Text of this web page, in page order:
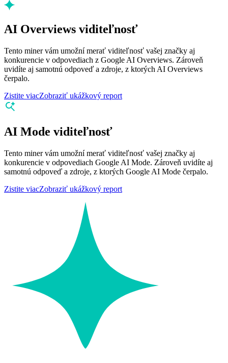
AI Overviews viditeľnosť
Tento miner vám umožní merať viditeľnosť vašej značky aj
konkurencie v odpovediach z Google AI Overviews. Zároveň
uvidíte aj samotnú odpoveď a zdroje, z ktorých AI Overviews
čerpalo.
Zistite viacZobraziť ukážkový report
AI Mode viditeľnosť
Tento miner vám umožní merať viditeľnosť vašej značky aj
konkurencie v odpovediach Google AI Mode. Zároveň uvidíte aj
samotnú odpoveď a zdroje, z ktorých Google AI Mode čerpalo.
Zistite viacZobraziť ukážkový report